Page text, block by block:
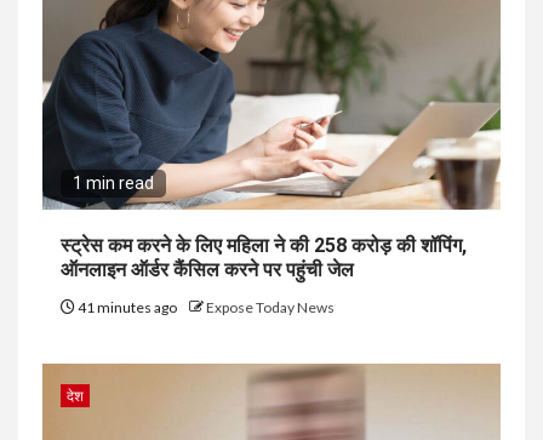
1 min read
स्ट्रेस कम करने के लिए महिला ने की ₹258 करोड़ की शॉपिंग,
ऑनलाइन ऑर्डर कैंसिल करने पर पहुंची जेल
41 minutes ago Expose Today News
देश